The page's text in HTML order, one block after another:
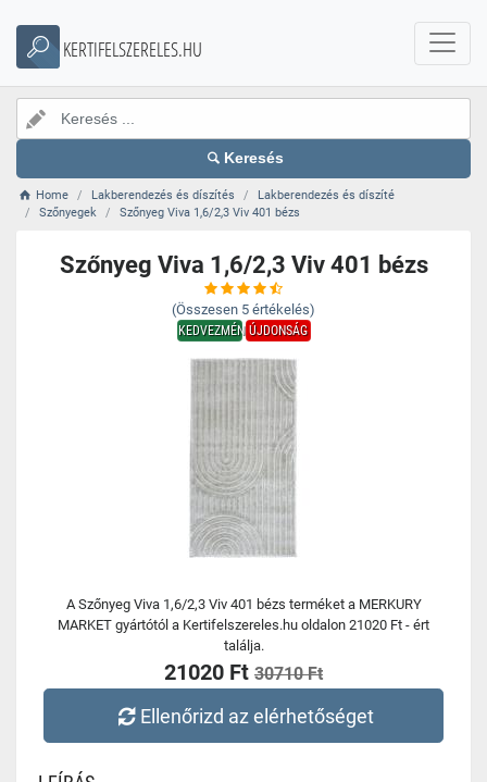
KERTIFELSZERELES.HU
Keresés
Home Lakberendezés és díszítés
Lakberendezés és díszíté
Szőnyegek
Szőnyeg Viva 1,6/2,3 Viv 401 bézs
Szőnyeg Viva 1,6/2,3 Viv 401 bézs
(Összesen 5 értékelés)
KEDVEZMÉNYÚJDONSÁG
A Szőnyeg Viva 1,6/2,3 Viv 401 bézs terméket a MERKURY
MARKET gyártótól a Kertifelszereles.hu oldalon 21020 Ft - ért
találja.
21020 Ft 30710 Ft
Ellenőrizd az elérhetőséget